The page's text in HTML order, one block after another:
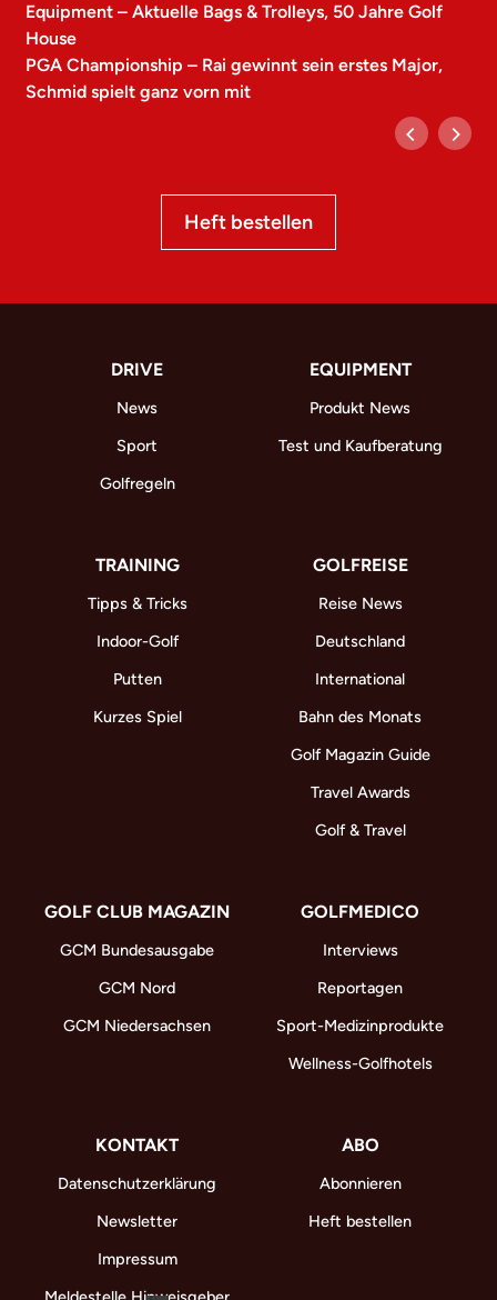
Equipment – Aktuelle Bags & Trolleys, 50 Jahre Golf
House
PGA Championship – Rai gewinnt sein erstes Major,
Schmid spielt ganz vorn mit
Heft bestellen
DRIVE
News
Sport
Golfregeln
EQUIPMENT
Produkt News
Test und Kaufberatung
TRAINING
Tipps & Tricks
Indoor-Golf
Putten
Kurzes Spiel
GOLFREISE
Reise News
Deutschland
International
Bahn des Monats
Golf Magazin Guide
Travel Awards
Golf & Travel
GOLF CLUB MAGAZIN
GCM Bundesausgabe
GCM Nord
GCM Niedersachsen
GOLFMEDICO
Interviews
Reportagen
Sport-Medizinprodukte
Wellness-Golfhotels
KONTAKT
Datenschutzerklärung
Newsletter
Impressum
ABO
Abonnieren
Heft bestellen